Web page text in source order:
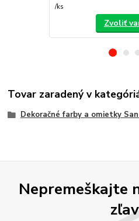
/ks
Zvoliť
Tovar zaradený v
Dekoračné farby a omietky
Nepremeškajte